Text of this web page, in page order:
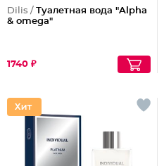
Dilis / Туалетная вода "Alpha
& omega"
1740 ₽